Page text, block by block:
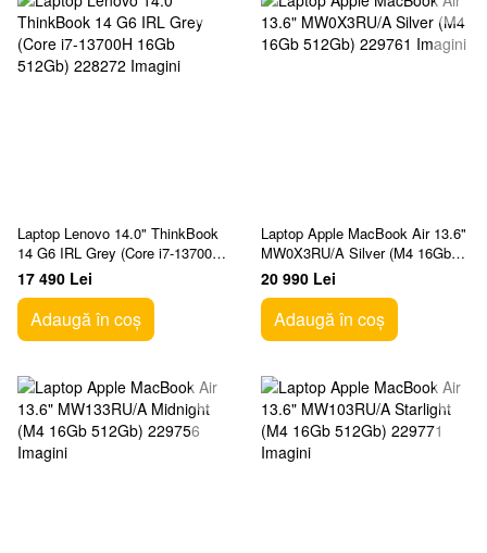
Laptop Lenovo 14.0" ThinkBook
14 G6 IRL Grey (Core i7-13700H
16Gb 512Gb)
17 490 Lei
Adaugă în coș
Laptop Apple MacBook Air 13.6"
MW0X3RU/A Silver (M4 16Gb
512Gb)
20 990 Lei
Adaugă în coș